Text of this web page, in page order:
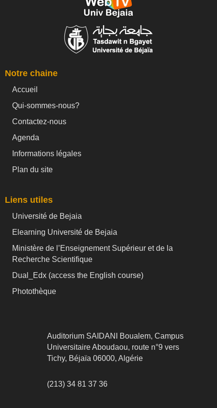
Notre chaine
Accueil
Qui-sommes-nous?
Contactez-nous
Agenda
Informations légales
Plan du site
Liens utiles
Université de Bejaia
Elearning Université de Bejaia
Ministère de l’Enseignement Supérieur et de la
Recherche Scientifique
Dual_Edx (access the English course)
Photothèque
Auditorium SAIDANI Boualem, Campus
Universitaire Aboudaou, route n°9 vers
Tichy, Béjaïa 06000, Algérie
(213) 34 81 37 36